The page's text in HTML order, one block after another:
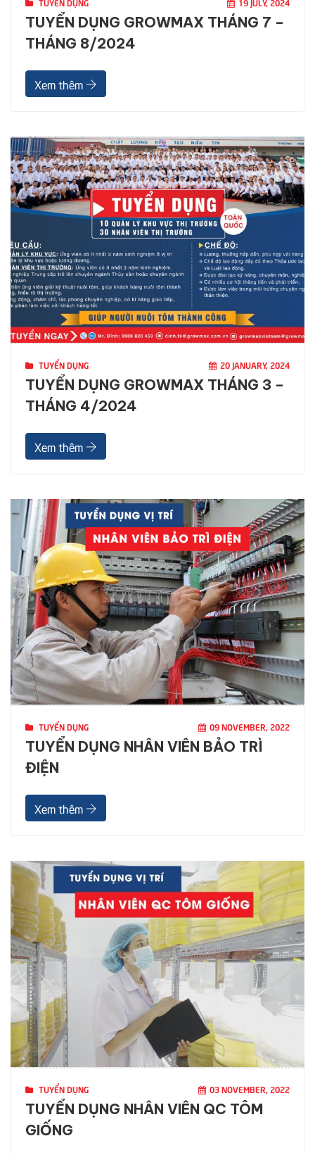
TUYỂN DỤNG GROWMAX THÁNG 7 –
THÁNG 8/2024
Xem thêm
TUYỂN DỤNG 20 JANUARY, 2024
TUYỂN DỤNG GROWMAX THÁNG 3 –
THÁNG 4/2024
Xem thêm
TUYỂN DỤNG 09 NOVEMBER, 2022
TUYỂN DỤNG NHÂN VIÊN BẢO TRÌ
ĐIỆN
Xem thêm
TUYỂN DỤNG 03 NOVEMBER, 2022
TUYỂN DỤNG NHÂN VIÊN QC TÔM
GIỐNG